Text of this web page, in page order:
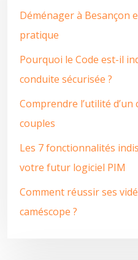
Déménager à Besançon
pratique
Pourquoi le Code est-il
conduite sécurisée ?
Comprendre l’utilité
couples
Les 7 fonctionnalités
votre futur logiciel PIM
Comment réussir ses
caméscope ?